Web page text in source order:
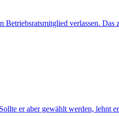
verlassen. Das
er aber gewählt werden, lehnt